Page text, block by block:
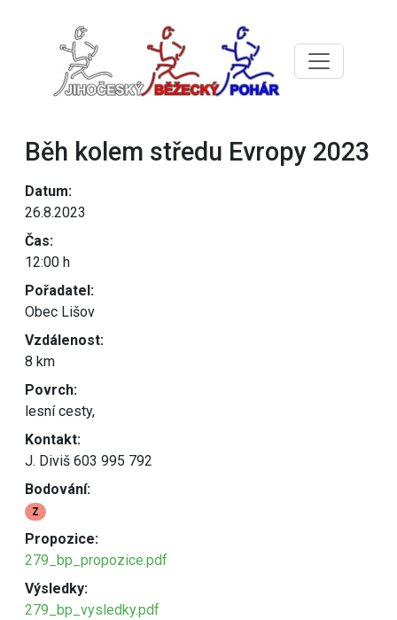
Běh kolem středu Evropy 2023
Datum:
26.8.2023
Čas:
12:00 h
Pořadatel:
Obec Lišov
Vzdálenost:
8 km
Povrch:
lesní cesty,
Kontakt:
J. Diviš 603 995 792
Bodování:
Z
Propozice:
279_bp_propozice.pdf
Výsledky:
279_bp_vysledky.pdf